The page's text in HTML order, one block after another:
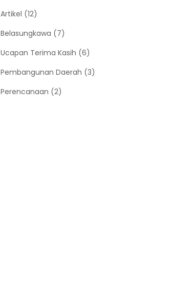
Artikel (12)
Belasungkawa (7)
Ucapan Terima Kasih (6)
Pembangunan Daerah (3)
Perencanaan (2)